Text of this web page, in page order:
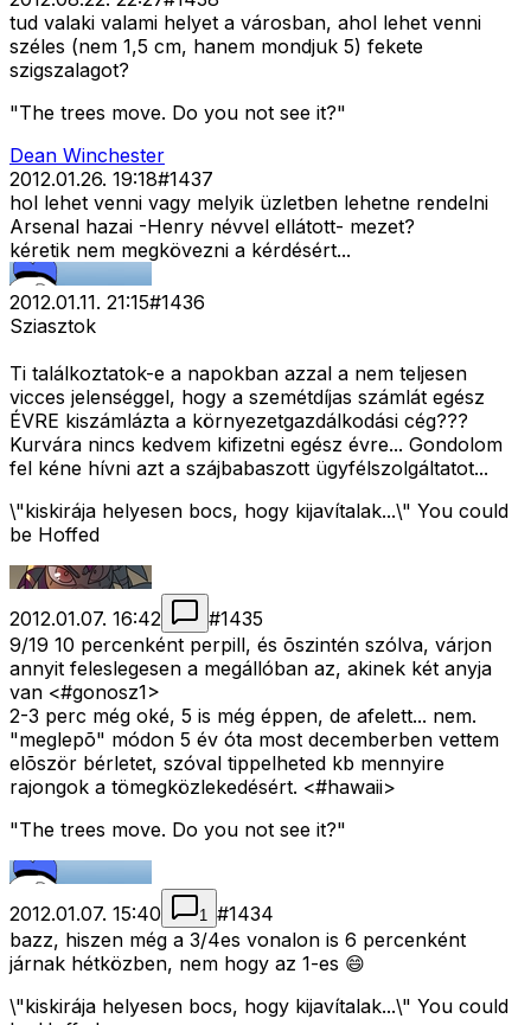
tud valaki valami helyet a városban, ahol lehet venni
széles (nem 1,5 cm, hanem mondjuk 5) fekete
szigszalagot?
"The trees move. Do you not see it?"
Dean Winchester
2012.01.26. 19:18#1437
hol lehet venni vagy melyik üzletben lehetne rendelni
Arsenal hazai -Henry névvel ellátott- mezet?
kéretik nem megkövezni a kérdésért...
2012.01.11. 21:15#1436
Sziasztok
Ti találkoztatok-e a napokban azzal a nem teljesen
vicces jelenséggel, hogy a szemétdíjas számlát egész
ÉVRE kiszámlázta a környezetgazdálkodási cég???
Kurvára nincs kedvem kifizetni egész évre... Gondolom
fel kéne hívni azt a szájbabaszott ügyfélszolgáltatot...
\"kiskirája helyesen bocs, hogy kijavítalak...\" You could
be Hoffed
2012.01.07. 16:42 #1435
9/19 10 percenként perpill, és õszintén szólva, várjon
annyit feleslegesen a megállóban az, akinek két anyja
van <#gonosz1>
2-3 perc még oké, 5 is még éppen, de afelett... nem.
"meglepõ" módon 5 év óta most decemberben vettem
elõször bérletet, szóval tippelheted kb mennyire
rajongok a tömegközlekedésért. <#hawaii>
"The trees move. Do you not see it?"
2012.01.07. 15:40 1 #1434
bazz, hiszen még a 3/4es vonalon is 6 percenként
járnak hétközben, nem hogy az 1-es 😄
\"kiskirája helyesen bocs, hogy kijavítalak...\" You could